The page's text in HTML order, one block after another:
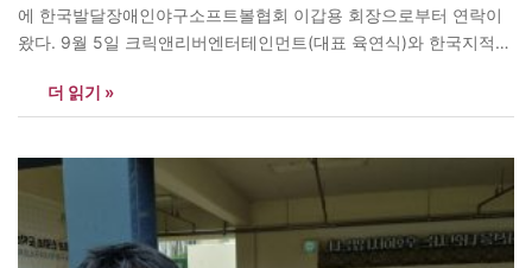
에 한국발달장애인야구소프트볼협회 이갑용 회장으로부터 연락이
왔다. 9월 5일 크릭앤리버엔터테인먼트(대표 육연식)와 한국지적발
이 발달장애인티볼야구 발전을 위한 업무협약식을 갖는다는 것이
다. 오늘 서울 여의도에 있는 크릭앤리버엔터테인먼트 회사로 찾아
티볼야구 발전을 위한 맞춤 전략으로 크릭앤리버엔터테인먼트는 발
달장애인야구소프트볼협회와 스포츠…
더 읽기 »